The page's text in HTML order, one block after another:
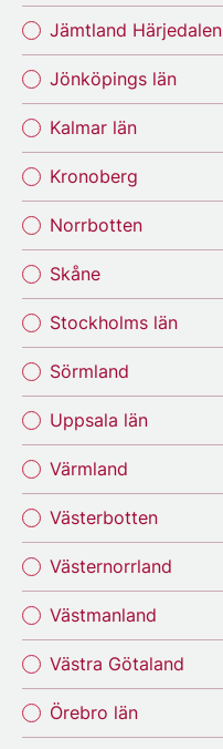
Jämtland Härjedalen
Jönköpings län
Kalmar län
Kronoberg
Norrbotten
Skåne
Stockholms län
Sörmland
Uppsala län
Värmland
Västerbotten
Västernorrland
Västmanland
Västra Götaland
Örebro län